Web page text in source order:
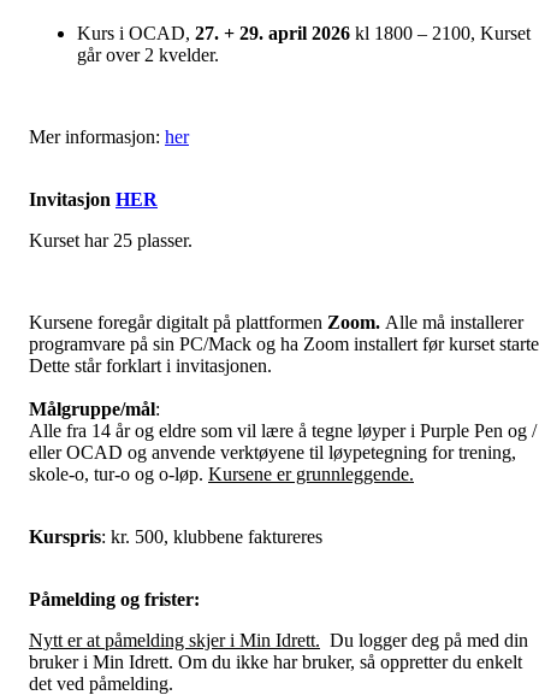
Kurs i OCAD, 27. + 29. april 2026 kl 1800 – 2100, Kurset
går over 2 kvelder.
Mer informasjon: her
Invitasjon HER
Kurset har 25 plasser.
Kursene foregår digitalt på plattformen Zoom. Alle må installerer
programvare på sin PC/Mack og ha Zoom installert før kurset
Dette står forklart i invitasjonen.
Målgruppe/mål:
Alle fra 14 år og eldre som vil lære å tegne løyper i Purple Pen og /
eller OCAD og anvende verktøyene til løypetegning for trening,
skole-o, tur-o og o-løp. Kursene er grunnleggende.
Kurspris: kr. 500, klubbene faktureres
Påmelding og frister:
Nytt er at påmelding skjer i Min Idrett. Du logger deg på med din
bruker i Min Idrett. Om du ikke har bruker, så oppretter du enkelt
det ved påmelding.